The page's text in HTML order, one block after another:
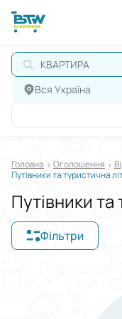
КВАРТИРА
Вся Україна
Головна Оголошення
Путівники та туристична
Путівники та
Фільтри